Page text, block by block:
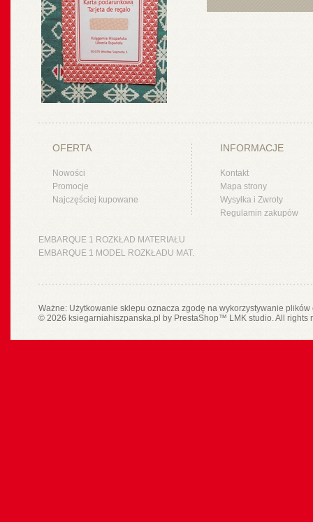
OFERTA
Nowości
Promocje
Najczęściej kupowane
INFORMACJE
Kontakt
Mapa strony
Wysyłka i Zwroty
Regulamin zakupów
EMBARQUE 1 ROZKŁAD MATERIAŁU
EMBARQUE 1 MODEL ROZKŁADU MAT.
Ważne: Użytkowanie sklepu oznacza zgodę na wykorzystywanie
© 2026 ksiegarniahiszpanska.pl by PrestaShop™ LMK studio. All rights